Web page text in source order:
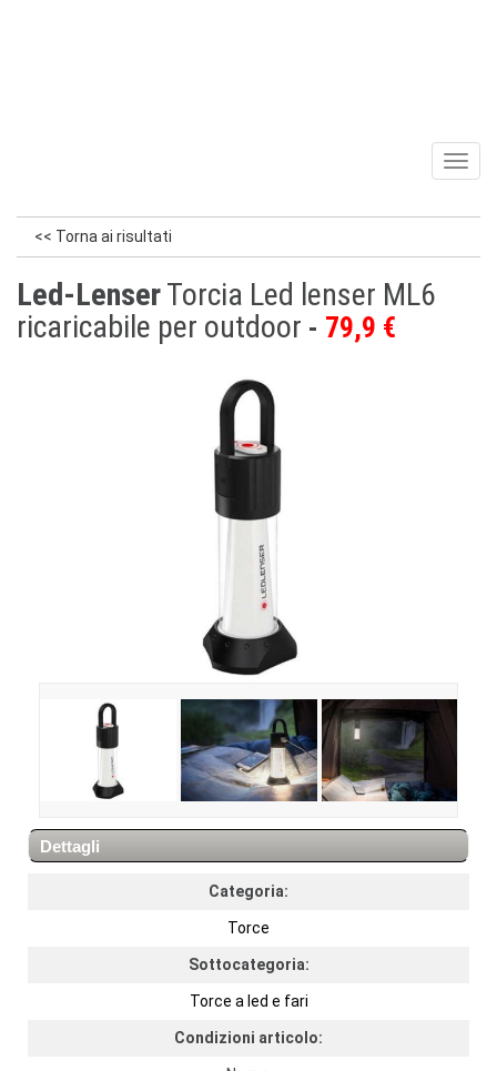
<< Torna ai risultati
Led-LenserTorcia Led lenser ML6
ricaricabile per outdoor
79,9 €
Dettagli
Categoria:
Torce
Sottocategoria:
Torce a led e fari
Condizioni articolo: